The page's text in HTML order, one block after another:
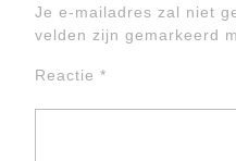
Je e-mailadres zal niet
velden zijn gemarkeerd
Reactie *